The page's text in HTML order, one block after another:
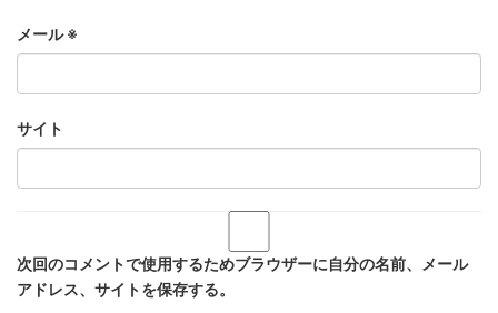
メール※
サイト
次回のコメントで使用するためブラウザーに自分の名前、メール
アドレス、サイトを保存する。